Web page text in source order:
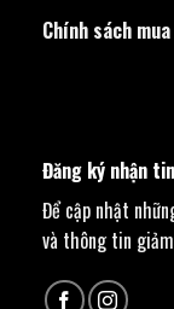
Chính sách
Đăng ký nhận tin
Để cập nhật
và thông tin